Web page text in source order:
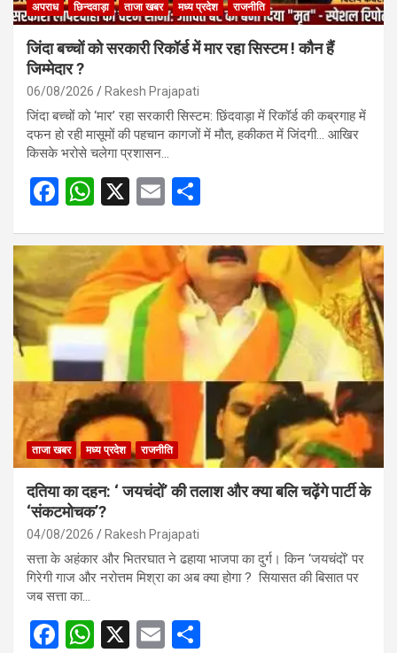
अपराध छिन्दवाड़ा ताजा खबर मध्य प्रदेश राजनीति
जिंदा बच्चों को सरकारी रिकॉर्ड में मार रहा सिस्टम ! कौन हैं
जिम्मेदार ?
06/08/2026 Rakesh Prajapati
जिंदा बच्चों को ‘मार’ रहा सरकारी सिस्टम: छिंदवाड़ा में रिकॉर्ड की कब्रगाह में
दफन हो रही मासूमों की पहचान कागजों में मौत, हकीकत में जिंदगी… आखिर
किसके भरोसे चलेगा प्रशासन…
F
ce
b
o
o
k
W
at
s
A
p
p
X
E
ail ar
e
ताजा खबर मध्य प्रदेश राजनीति
दतिया का दहन: ‘ जयचंदों’ की तलाश और क्या बलि चढ़ेंगे पार्टी के
‘संकटमोचक’?
04/08/2026 Rakesh Prajapati
सत्ता के अहंकार और भितरघात ने ढहाया भाजपा का दुर्ग। किन ‘जयचंदों’ पर
गिरेगी गाज और नरोत्तम मिश्रा का अब क्या होगा ? सियासत की बिसात पर
जब सत्ता का…
F
W X
E